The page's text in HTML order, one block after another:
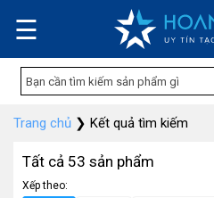
☰
Trang chủ ❯ Kết quả tìm kiếm
Tất cả 53 sản phẩm
Xếp theo: